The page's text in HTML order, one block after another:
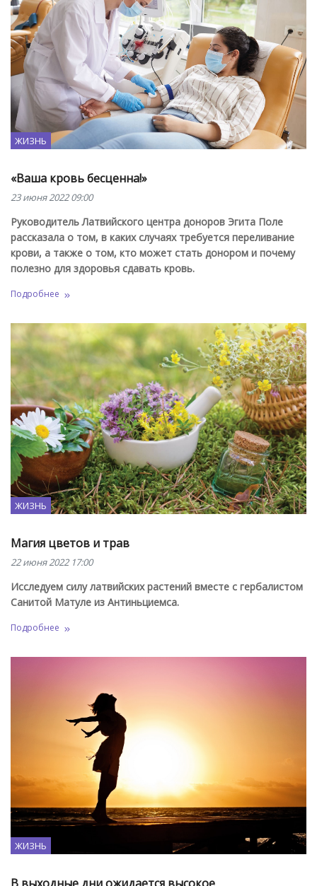
ЖИЗНЬ
«Ваша кровь бесценна!»
23 июня 2022 09:00
Руководитель Латвийского центра доноров Эгита Поле
рассказала о том, в каких случаях требуется переливание
крови, а также о том, кто может стать донором и почему
полезно для здоровья сдавать кровь.
Подробнее
ЖИЗНЬ
Магия цветов и трав
22 июня 2022 17:00
Исследуем силу латвийских растений вместе с гербалистом
Санитой Матуле из Антиньциемса.
Подробнее
ЖИЗНЬ
В выходные дни ожидается высокое